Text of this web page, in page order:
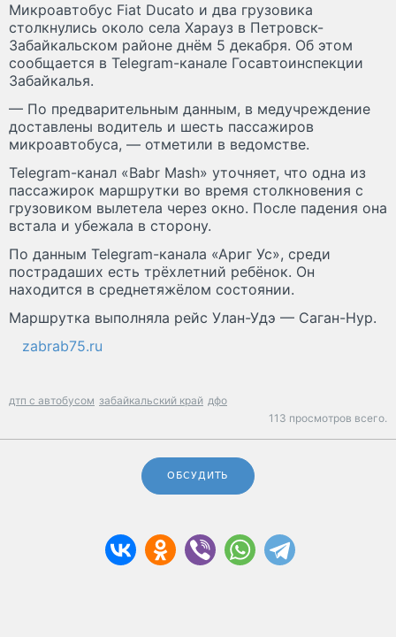
Микроавтобус Fiat Ducato и два грузовика
столкнулись около села Харауз в Петровск-
Забайкальском районе днём 5 декабря. Об этом
сообщается в Telegram-канале Госавтоинспекции
Забайкалья.
— По предварительным данным, в медучреждение
доставлены водитель и шесть пассажиров
микроавтобуса, — отметили в ведомстве.
Telegram-канал «Babr Mash» уточняет, что одна из
пассажирок маршрутки во время столкновения с
грузовиком вылетела через окно. После падения она
встала и убежала в сторону.
По данным Telegram-канала «Ариг Ус», среди
пострадаших есть трёхлетний ребёнок. Он
находится в среднетяжёлом состоянии.
Маршрутка выполняла рейс Улан-Удэ — Саган-Нур.
zabrab75.ru
дтп с автобусом забайкальский край дфо
113 просмотров всего.
ОБСУДИТЬ